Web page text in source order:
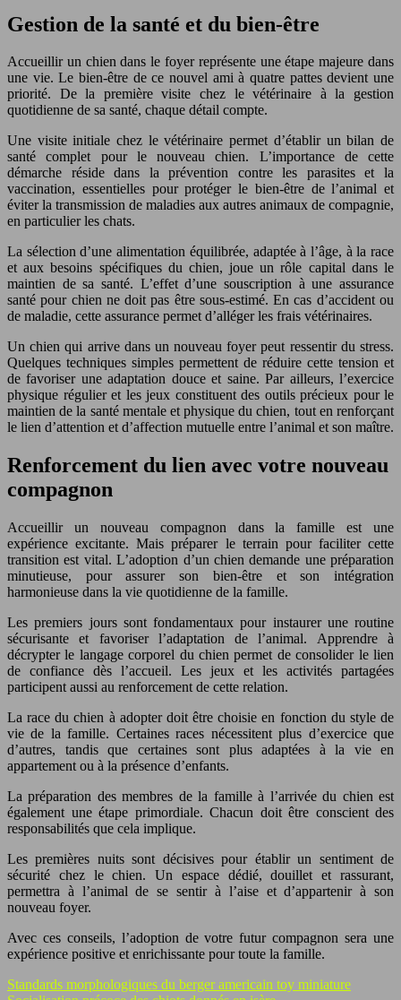
Gestion de la santé et du bien-être
Accueillir un chien dans le foyer représente une étape majeure dans
une vie. Le bien-être de ce nouvel ami à quatre pattes devient une
priorité. De la première visite chez le vétérinaire à la gestion
quotidienne de sa santé, chaque détail compte.
Une visite initiale chez le vétérinaire permet d’établir un bilan de
santé complet pour le nouveau chien. L’importance de cette
démarche réside dans la prévention contre les parasites et la
vaccination, essentielles pour protéger le bien-être de l’animal et
éviter la transmission de maladies aux autres animaux de compagnie,
en particulier les chats.
La sélection d’une alimentation équilibrée, adaptée à l’âge, à la race
et aux besoins spécifiques du chien, joue un rôle capital dans le
maintien de sa santé. L’effet d’une souscription à une assurance
santé pour chien ne doit pas être sous-estimé. En cas d’accident ou
de maladie, cette assurance permet d’alléger les frais vétérinaires.
Un chien qui arrive dans un nouveau foyer peut ressentir du stress.
Quelques techniques simples permettent de réduire cette tension et
de favoriser une adaptation douce et saine. Par ailleurs, l’exercice
physique régulier et les jeux constituent des outils précieux pour le
maintien de la santé mentale et physique du chien, tout en renforçant
le lien d’attention et d’affection mutuelle entre l’animal et son maître.
Renforcement du lien avec votre nouveau
compagnon
Accueillir un nouveau compagnon dans la famille est une
expérience excitante. Mais préparer le terrain pour faciliter cette
transition est vital. L’adoption d’un chien demande une préparation
minutieuse, pour assurer son bien-être et son intégration
harmonieuse dans la vie quotidienne de la famille.
Les premiers jours sont fondamentaux pour instaurer une routine
sécurisante et favoriser l’adaptation de l’animal. Apprendre à
décrypter le langage corporel du chien permet de consolider le lien
de confiance dès l’accueil. Les jeux et les activités partagées
participent aussi au renforcement de cette relation.
La race du chien à adopter doit être choisie en fonction du style de
vie de la famille. Certaines races nécessitent plus d’exercice que
d’autres, tandis que certaines sont plus adaptées à la vie en
appartement ou à la présence d’enfants.
La préparation des membres de la famille à l’arrivée du chien est
également une étape primordiale. Chacun doit être conscient des
responsabilités que cela implique.
Les premières nuits sont décisives pour établir un sentiment de
sécurité chez le chien. Un espace dédié, douillet et rassurant,
permettra à l’animal de se sentir à l’aise et d’appartenir à son
nouveau foyer.
Avec ces conseils, l’adoption de votre futur compagnon sera une
expérience positive et enrichissante pour toute la famille.
Standards morphologiques du berger americain toy miniature